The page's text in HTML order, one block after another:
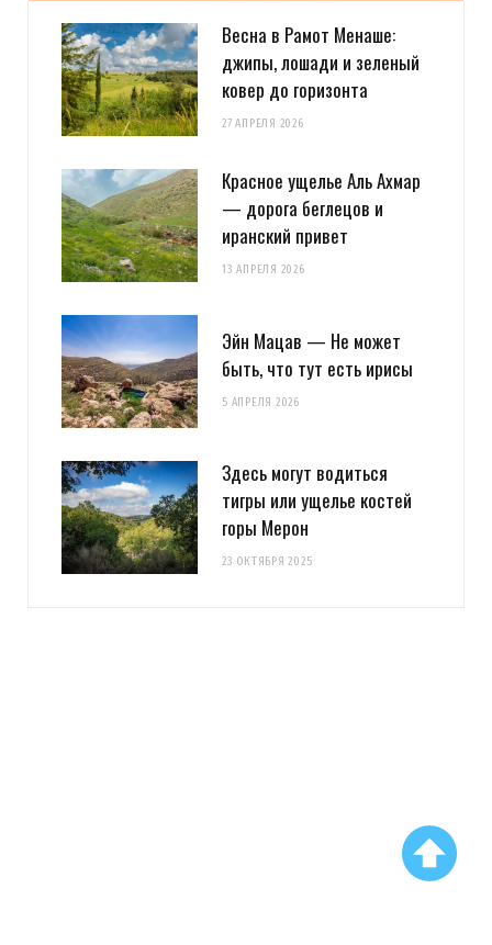
Весна в Рамот Менаше:
джипы, лошади и зеленый
ковер до горизонта
27 АПРЕЛЯ 2026
Красное ущелье Аль Ахмар
— дорога беглецов и
иранский привет
13 АПРЕЛЯ 2026
Эйн Мацав — Не может
быть, что тут есть ирисы
5 АПРЕЛЯ 2026
Здесь могут водиться
тигры или ущелье костей
горы Мерон
23 ОКТЯБРЯ 2025